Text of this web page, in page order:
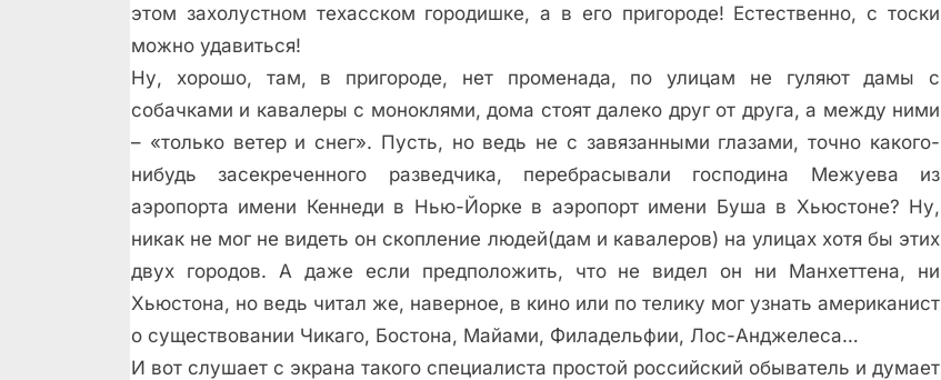
этом захолустном техасском городишке, а в его пригороде! Естественно, с тоски
можно удавиться!
Ну, хорошо, там, в пригороде, нет променада, по улицам не гуляют дамы с
собачками и кавалеры с моноклями, дома стоят далеко друг от друга, а между ними
– «только ветер и снег». Пусть, но ведь не с завязанными глазами, точно какого-
нибудь засекреченного разведчика, перебрасывали господина Межуева из
аэропорта имени Кеннеди в Нью-Йорке в аэропорт имени Буша в Хьюстоне? Ну,
никак не мог не видеть он скопление людей(дам и кавалеров) на улицах хотя бы этих
двух городов. А даже если предположить, что не видел он ни Манхеттена, ни
Хьюстона, но ведь читал же, наверное, в кино или по телику мог узнать американист
о существовании Чикаго, Бостона, Майами, Филадельфии, Лос-Анджелеса…
И вот слушает с экрана такого специалиста простой российский обыватель и думает